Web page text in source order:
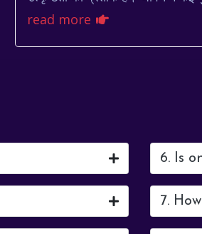
सामना करने के बावजूद, उन्होंने कभी हार
read more
6. Is
7.